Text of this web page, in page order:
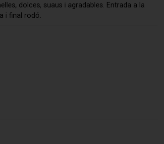
dolces, suaus i agradables. Entrada a la
i final rodó.